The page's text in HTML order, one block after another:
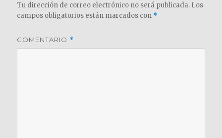
Tu dirección de correo electrónico no será publicada. Los
campos obligatorios están marcados con *
COMENTARIO *